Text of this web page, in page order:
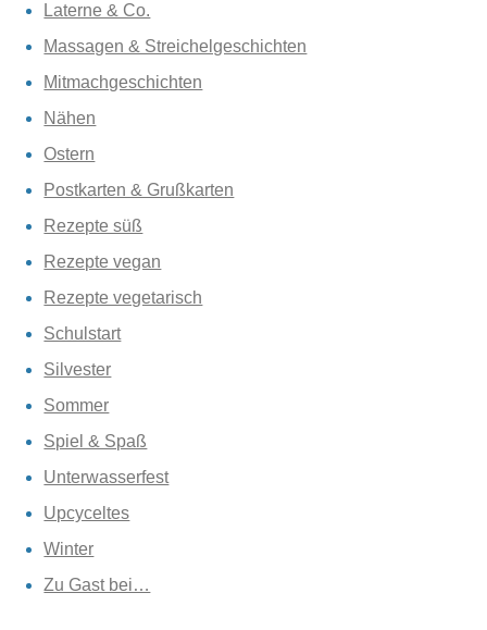
Laterne & Co.
Massagen & Streichelgeschichten
Mitmachgeschichten
Nähen
Ostern
Postkarten & Grußkarten
Rezepte süß
Rezepte vegan
Rezepte vegetarisch
Schulstart
Silvester
Sommer
Spiel & Spaß
Unterwasserfest
Upcyceltes
Winter
Zu Gast bei…